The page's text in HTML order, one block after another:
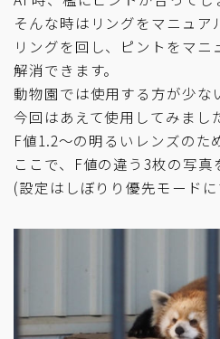
そんな時はリングをマニュア
リングを回し、ピントをマ
解消できます。
動物園では使用する方が少な
今回はあえて使用してみまし
F値1.2～の明るいレンズのた
ここで、F値の違う3枚の写真
(設定はしぼりり優先モード